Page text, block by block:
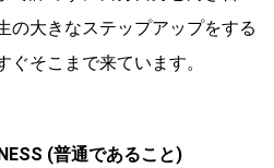
の大きなステップアップをする
そこまで来ています。
(普通であること)